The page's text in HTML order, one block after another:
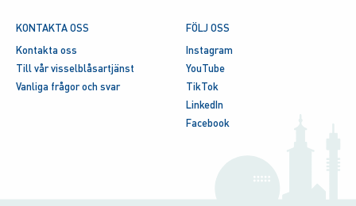
KONTAKTA OSS
Kontakta oss
Till vår visselblåsartjänst
Vanliga frågor och svar
FÖLJ OSS
Instagram
YouTube
TikTok
LinkedIn
Facebook